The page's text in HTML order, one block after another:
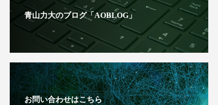
青山力大のブログ「AOBLOG」
お問い合わせはこちら